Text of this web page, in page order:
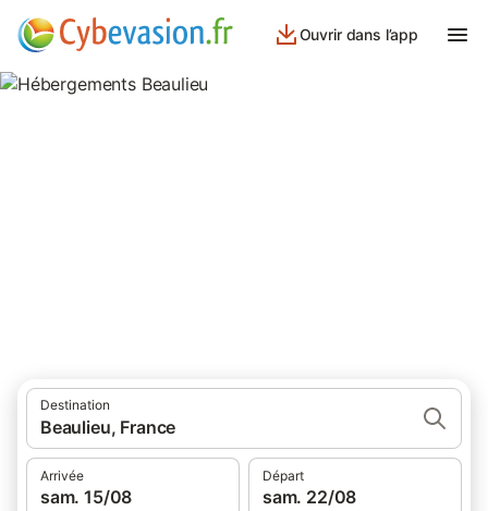
Ouvrir dans l’app
Destination
Beaulieu, France
Arrivée
sam. 15/08
Départ
sam. 22/08